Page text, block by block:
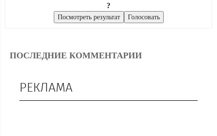
?
ПОСЛЕДНИЕ КОММЕНТАРИИ
РЕКЛАМА